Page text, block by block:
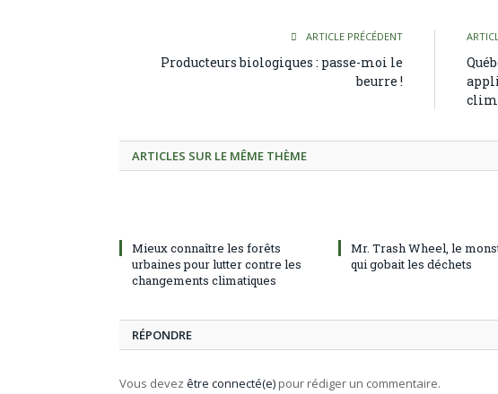
ARTICLE PRÉCÉDENT
Producteurs biologiques : passe-moi le
beurre !
ARTICLES SUR LE MÊME THÈME
Mieux connaître les forêts
urbaines pour lutter contre les
changements climatiques
Mr. Trash Wheel, le
qui gobait les déchets
RÉPONDRE
Vous devez être connecté(e) pour rédiger un commentaire.